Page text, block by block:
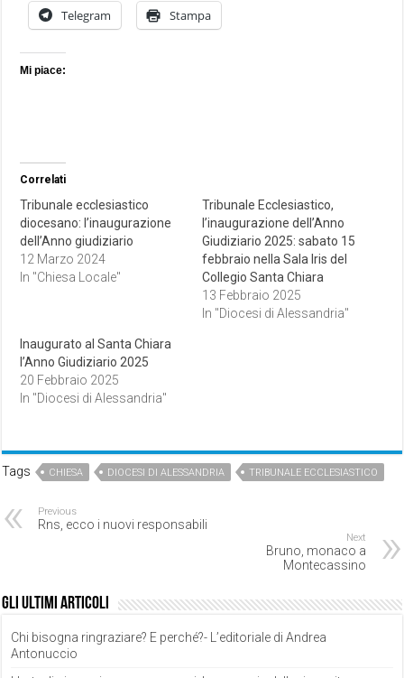
Telegram Stampa
Mi piace:
Correlati
Tribunale ecclesiastico
diocesano: l’inaugurazione
dell’Anno giudiziario
12 Marzo 2024
In "Chiesa Locale"
Tribunale Ecclesiastico,
l’inaugurazione dell’Anno
Giudiziario 2025: sabato 15
febbraio nella Sala Iris del
Collegio Santa Chiara
13 Febbraio 2025
In "Diocesi di Alessandria"
Inaugurato al Santa Chiara
l’Anno Giudiziario 2025
20 Febbraio 2025
In "Diocesi di Alessandria"
Tags CHIESA DIOCESI DI ALESSANDRIA TRIBUNALE ECCLESIASTICO
Previous
Rns, ecco i nuovi responsabili
Next
Bruno, monaco a
Montecassino
Gli ultimi articoli
Chi bisogna ringraziare? E perché?- L’editoriale di Andrea
Antonuccio